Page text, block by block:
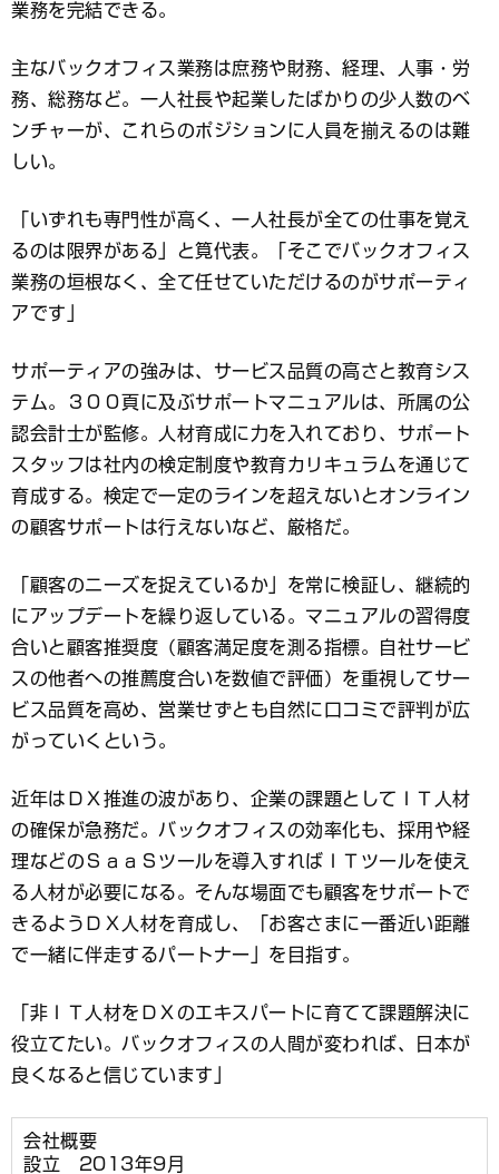
業務を完結できる。
主なバックオフィス業務は庶務や財務、経理、人事・労
務、総務など。一人社長や起業したばかりの少人数のベ
ンチャーが、これらのポジションに人員を揃えるのは難
しい。
「いずれも専門性が高く、一人社長が全ての仕事を覚え
るのは限界がある」と筧代表。「そこでバックオフィス
業務の垣根なく、全て任せていただけるのがサポーティ
アです」
サポーティアの強みは、サービス品質の高さと教育シス
テム。３００頁に及ぶサポートマニュアルは、所属の公
認会計士が監修。人材育成に力を入れており、サポート
スタッフは社内の検定制度や教育カリキュラムを通じて
育成する。検定で一定のラインを超えないとオンライン
の顧客サポートは行えないなど、厳格だ。
「顧客のニーズを捉えているか」を常に検証し、継続的
にアップデートを繰り返している。マニュアルの習得度
合いと顧客推奨度（顧客満足度を測る指標。自社サービ
スの他者への推薦度合いを数値で評価）を重視してサー
ビス品質を高め、営業せずとも自然に口コミで評判が広
がっていくという。
近年はＤＸ推進の波があり、企業の課題としてＩＴ人材
の確保が急務だ。バックオフィスの効率化も、採用や経
理などのＳａａＳツールを導入すればＩＴツールを使え
る人材が必要になる。そんな場面でも顧客をサポートで
きるようＤＸ人材を育成し、「お客さまに一番近い距離
で一緒に伴走するパートナー」を目指す。
「非ＩＴ人材をＤＸのエキスパートに育てて課題解決に
役立てたい。バックオフィスの人間が変われば、日本が
良くなると信じています」
会社概要
設立 2013年9月